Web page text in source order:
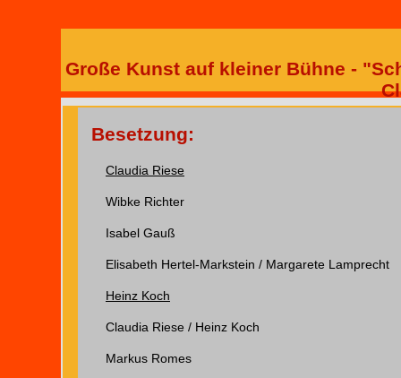
Große Kunst auf kleiner Bühne -
Besetzung:
Claudia Riese
Wibke Richter
Isabel Gauß
Elisabeth Hertel-Markstein / Margarete Lamprecht
Heinz Koch
Claudia Riese / Heinz Koch
Markus Romes